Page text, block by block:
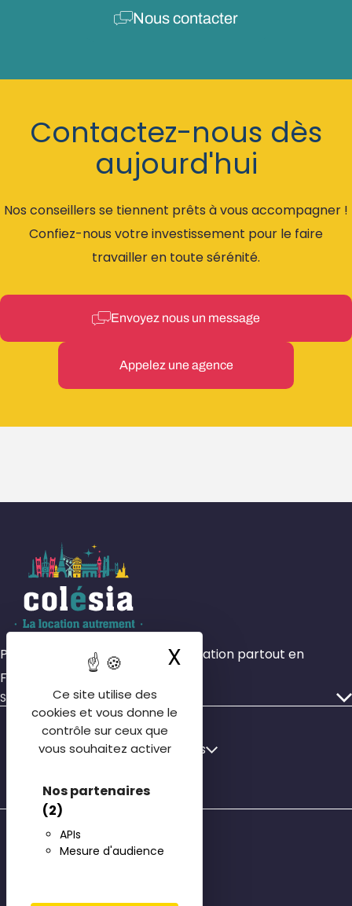
Ce site utilise des
cookies et vous donne le
contrôle sur ceux que
vous souhaitez activer
Nos partenaires
(2)
APIs
Mesure d'audience
X Masquer le
Nous contacter
Contactez-nous dès
aujourd'hui
Nos conseillers se tiennent prêts à vous accompagner !
Confiez-nous votre investissement pour le faire
travailler en toute sérénité.
Envoyez nous un message
Appelez une agence
Plus de 4000 chambres en colocation partout en
France.
Services
Nos annonces
Faire gérer mon bien
Nos agences
Contactez-nous
FAQ locataire
Découvrir Colocatère
Français
Français